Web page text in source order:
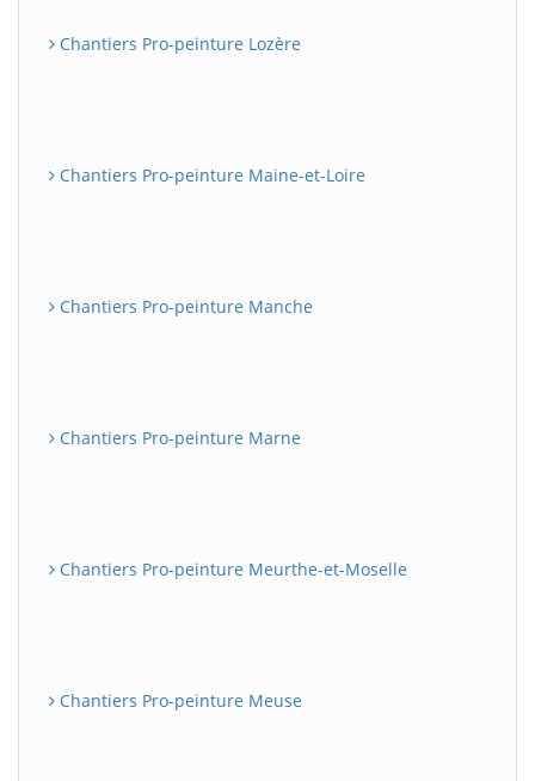
Chantiers Pro-peinture Lozère
Chantiers Pro-peinture Maine-et-Loire
Chantiers Pro-peinture Manche
Chantiers Pro-peinture Marne
Chantiers Pro-peinture Meurthe-et-Moselle
Chantiers Pro-peinture Meuse